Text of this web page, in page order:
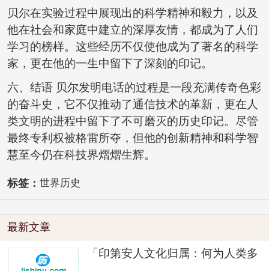
贝尔在实验过程中展现出的科学精神和毅力，以及
他在社会和家庭中建立的深厚友情，都成为了人们
学习的榜样。这些经历不仅使他成为了著名的科学
家，更在他的一生中留下了深刻的印记。
六、结语 贝尔发明电话的过程是一段充满传奇色彩
的奋斗史，它不仅推动了通信技术的革新，更在人
类文明的进程中留下了不可磨灭的历史印记。尽管
最终专利权被格雷所夺，但他的创新精神和科学智
慧至今仍在科技界熠熠生辉。
标签： 世界历史
最新文章
「印第安人文化归属：何为人类多